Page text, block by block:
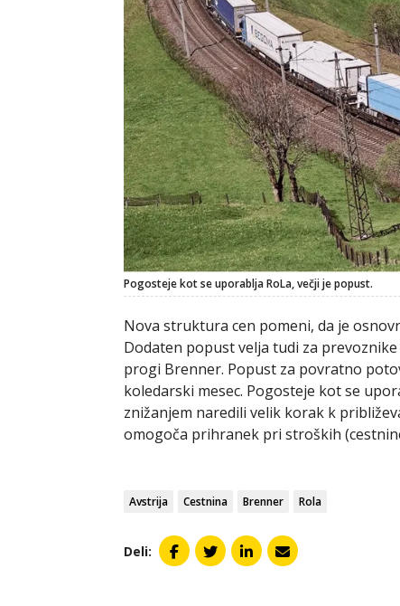
Pogosteje kot se uporablja RoLa, večji je popust.
Nova struktura cen pomeni, da je
Dodaten popust velja tudi za
progi Brenner. Popust za povratno
koledarski mesec. Pogosteje kot se
znižanjem naredili velik korak k
omogoča prihranek pri stroških
Avstrija Cestnina Brenner Rola
Deli: